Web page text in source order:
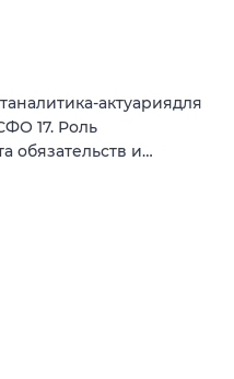
актуариядля
17. Роль
обязательств и…